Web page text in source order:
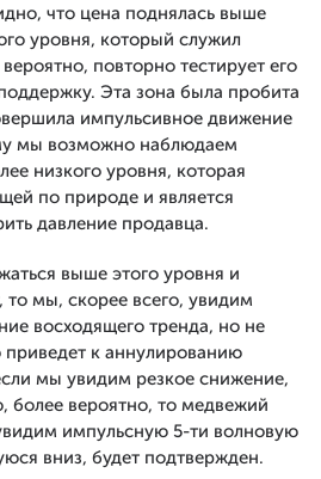
что цена поднялась выше
уровня, который служил
повторно тестирует его
Эта зона была пробита
импульсивное движение
мы возможно наблюдаем
низкого уровня, которая
по природе и является
давление продавца.
выше этого уровня и
то мы, скорее всего, увидим
восходящего тренда, но не
к аннулированию
мы увидим резкое снижение,
более вероятно, то медвежий
импульсную 5-ти волновую
вниз, будет подтвержден.